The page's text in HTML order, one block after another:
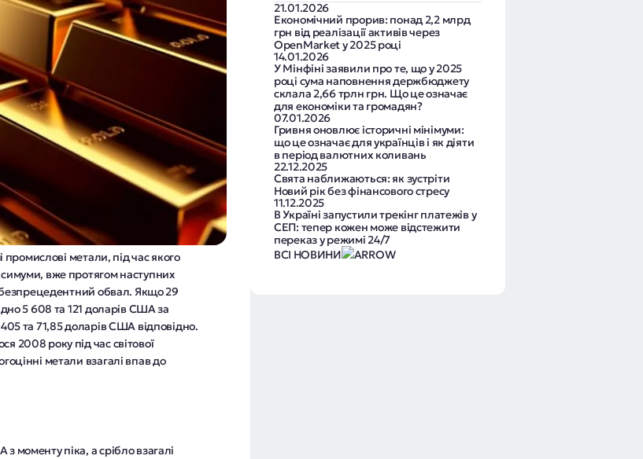
промислові метали, під час якого
вже протягом наступних
безпрецедентний обвал. Якщо 29
5 608 та 121 доларів США за
та 71,85 доларів США відповідно.
2008 року під час світової
метали взагалі впав до
моменту піка, а срібло взагалі
21.01.2026
Економічний прорив: понад 2,2 млрд
грн від реалізації активів через
OpenMarket у 2025 році
14.01.2026
У Мінфіні заявили про те, що у 2025
році сума наповнення держбюджету
склала 2,66 трлн грн. Що це означає
для економіки та громадян?
07.01.2026
Гривня оновлює історичні мінімуми:
що це означає для українців і як діяти
в період валютних коливань
22.12.2025
Свята наближаються: як зустріти
Новий рік без фінансового стресу
11.12.2025
В Україні запустили трекінг платежів у
СЕП: тепер кожен може відстежити
переказ у режимі 24/7
ВСІ НОВИНИ